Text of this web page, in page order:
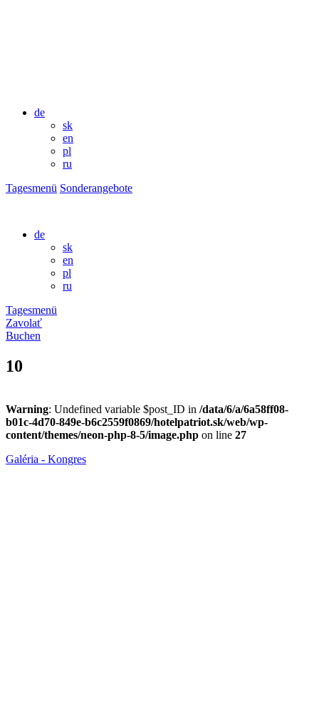
de
sk
en
pl
ru
Tagesmenü Sonderangebote
de
sk
en
pl
ru
Tagesmenü
Zavolať
Buchen
10
Warning: Undefined variable $post_ID in /data/6/a/6a58ff08-
b01c-4d70-849e-b6c2559f0869/hotelpatriot.sk/web/wp-
content/themes/neon-php-8-5/image.php on line 27
Galéria - Kongres